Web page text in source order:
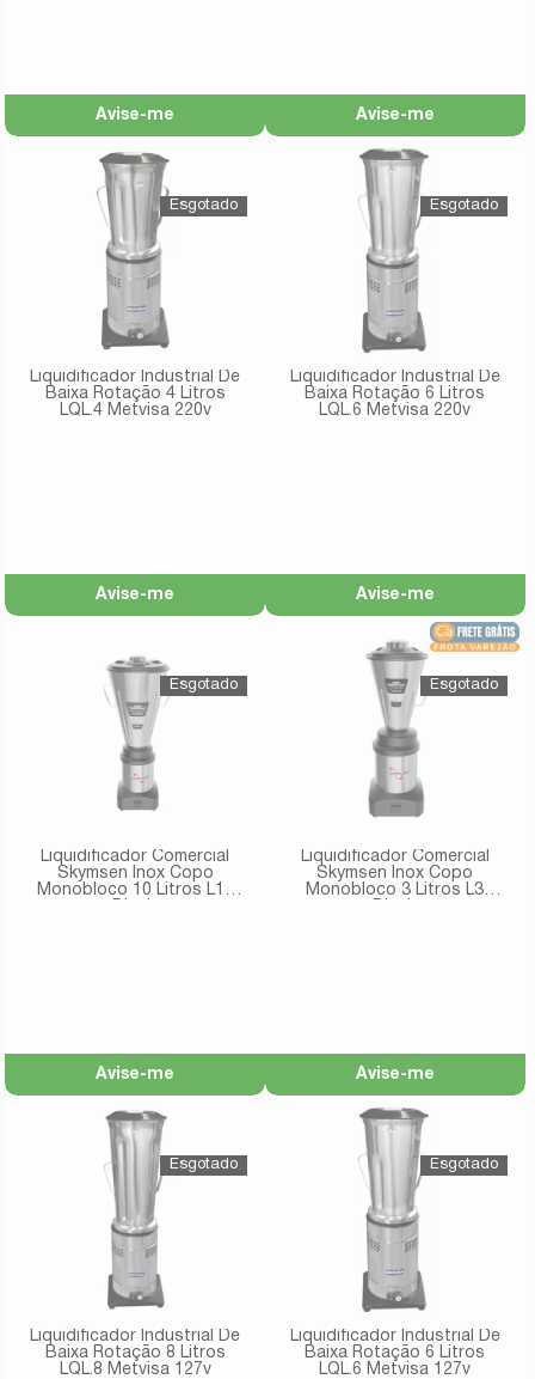
Avise-me Avise-me
Liquidificador Industrial De
Baixa Rotação 4 Litros
LQL.4 Metvisa 220v
Avise-me
Liquidificador Industrial De
Baixa Rotação 6 Litros
LQL.6 Metvisa 220v
Avise-me
Liquidificador Comercial
Skymsen Inox Copo
Monobloco 10 Litros L10
Avise-me
Liquidificador Comercial
Skymsen Inox Copo
Monobloco 3 Litros L3
Avise-me
Liquidificador Industrial De
Baixa Rotação 8 Litros
LQL.8 Metvisa 127v
Liquidificador Industrial De
Baixa Rotação 6 Litros
LQL.6 Metvisa 127v